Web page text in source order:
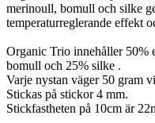
merinoull, bomull och silke
temperaturreglerande effekt
Organic Trio innehåller 50%
bomull och 25% silke .
Varje nystan väger 50 gram
Stickas på stickor 4 mm.
Stickfastheten på 10cm är